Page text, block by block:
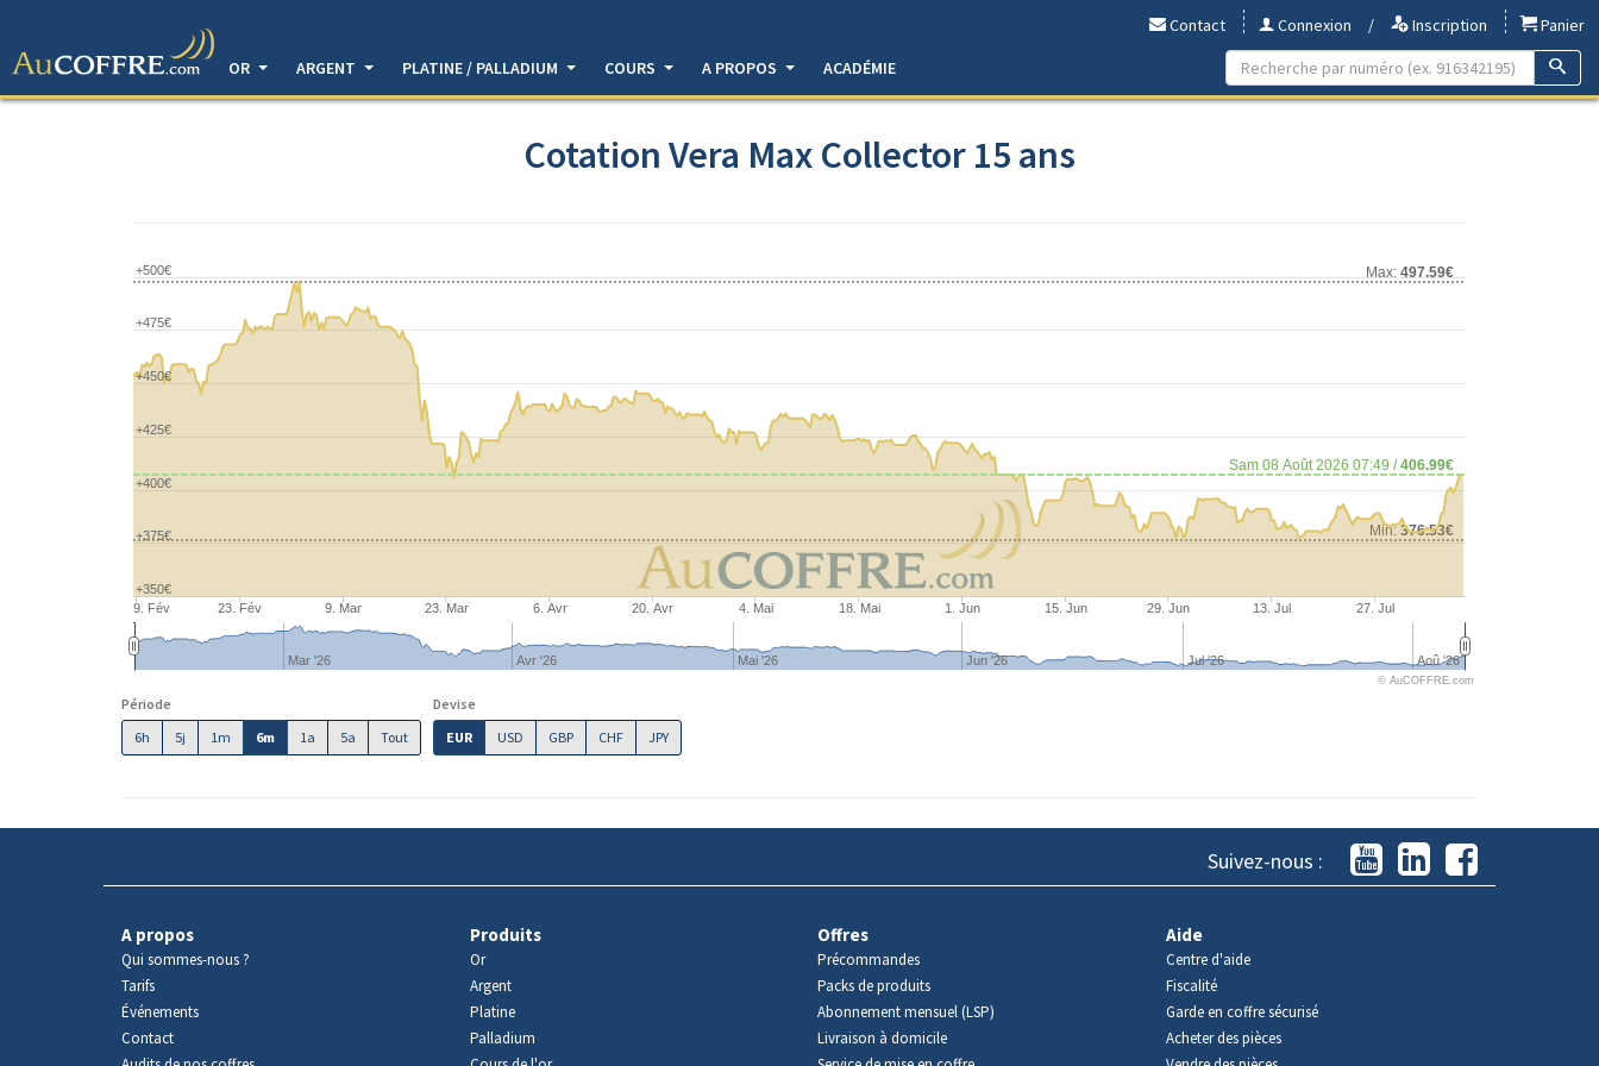
Contact Connexion / Inscription
Panier
OR
ARGENT PLATINE / PALLADIUM COURS A PROPOS ACADÉMIE
Cotation Vera Max Collector 15 ans
Min:376.53€
Max: 497.59€
Sam 08 Août 2026 07:49 /406.99€
9. Fév 23. Fév 9. Mar 23. Mar 6. Avr 20. Avr 4. Mai 18. Mai 1. Jun 15. Jun 29. Jun 13. Jul 27. Jul
Mar '26 Avr '26 Mai '26 Jun '26 Jul '26 Aoû '26
+350€
+375€
+400€
+425€
+450€
+475€
+500€
© AuCOFFRE.com
Période
6h
5j 1m 6m 1a 5a Tout
Devise
EUR
USD GBP CHF JPY
Suivez-nous :
A propos
Qui sommes-nous ?
Tarifs
Événements
Contact
Produits
Or
Argent
Platine
Palladium
Offres
Précommandes
Packs de produits
Abonnement mensuel (LSP)
Livraison à domicile
Aide
Centre d'aide
Fiscalité
Garde en coffre sécurisé
Acheter des pièces